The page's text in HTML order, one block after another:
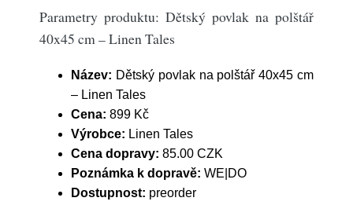
Parametry produktu: Dětský povlak na polštář
40x45 cm – Linen Tales
Název: Dětský povlak na polštář 40x45 cm
– Linen Tales
Cena: 899 Kč
Výrobce: Linen Tales
Cena dopravy: 85.00 CZK
Poznámka k dopravě: WE|DO
Dostupnost: preorder